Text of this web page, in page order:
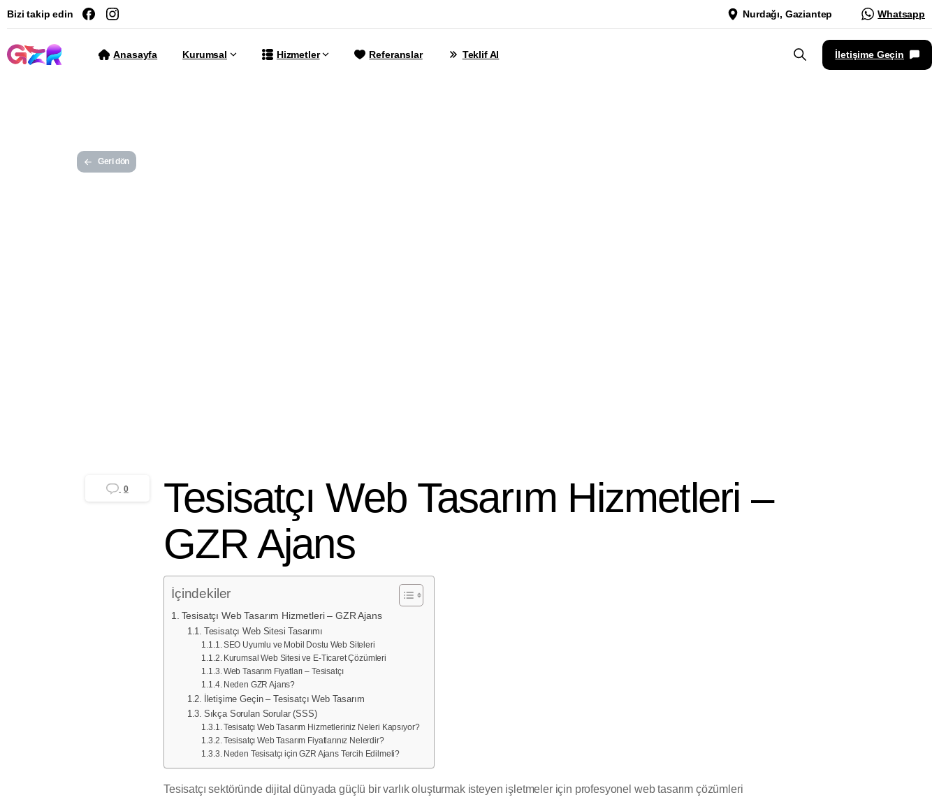
Bizi takip edin Nurdağı, Gaziantep Whatsapp
Anasayfa Kurumsal Hizmetler Referanslar Teklif Al İletişime Geçin
Geri dön
0
Tesisatçı Web Tasarım Hizmetleri –
GZR Ajans
İçindekiler
Tesisatçı Web Tasarım Hizmetleri – GZR Ajans
Tesisatçı Web Sitesi Tasarımı
SEO Uyumlu ve Mobil Dostu Web Siteleri
Kurumsal Web Sitesi ve E-Ticaret Çözümleri
Web Tasarım Fiyatları – Tesisatçı
Neden GZR Ajans?
İletişime Geçin – Tesisatçı Web Tasarım
Sıkça Sorulan Sorular (SSS)
Tesisatçı Web Tasarım Hizmetleriniz Neleri Kapsıyor?
Tesisatçı Web Tasarım Fiyatlarınız Nelerdir?
Neden Tesisatçı için GZR Ajans Tercih Edilmeli?
Tesisatçı sektöründe dijital dünyada güçlü bir varlık oluşturmak isteyen işletmeler için profesyonel web tasarım çözümleri